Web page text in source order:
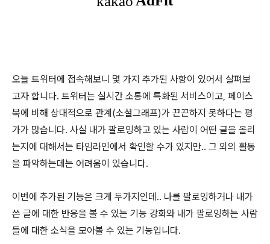
오늘 트위터에 접속해보니 몇 가지 추가된 사항이 있어서 살펴보
고자 합니다. 트위터는 실시간 소통에 특화된 서비스이고, 페이스
북에 비해 상대적으로 관계(소셜그래프)가 끈끈하지 못하다는 평
가가 많습니다. 사실 내가 팔로잉하고 있는 사람이 어떤 글을 올리
는지에 대해서는 타임라인에서 확인할 수가 있지만.. 그 외의 활동
을 파악하는데는 어려움이 있습니다.
이번에 추가된 기능은 크게 두가지인데.. 나를 팔로잉하거나 내가
쓴 글에 대한 반응을 볼 수 있는 기능 강화와 내가 팔로잉하는 사람
들에 대한 소식을 모아볼 수 있는 기능입니다.